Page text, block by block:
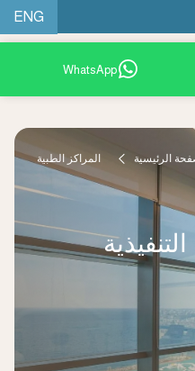
ENG
9200 12777
WhatsApp
الرئيسية المراكز الطبية